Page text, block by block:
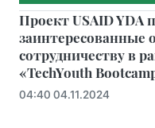
Проект USAID YDA
заинтересованные
сотрудничеству в
«TechYouth
04:40 04.11.2024